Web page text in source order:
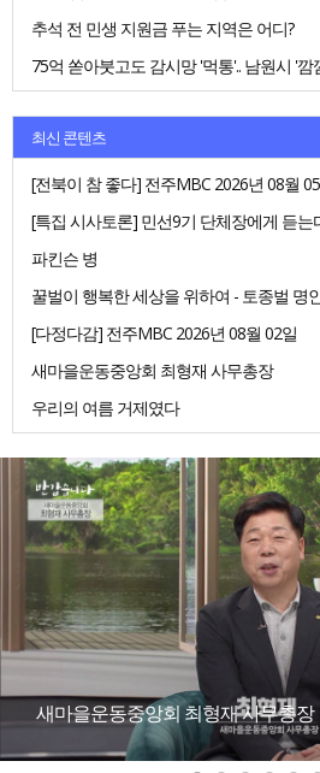
추석 전 민생 지원금 푸는 지역은 어디?
75억 쏟아붓고도 감시망 '먹통'.. 남원시 '깜
최신 콘텐츠
[전북이 참 좋다] 전주MBC 2026년 08월
[특집 시사토론] 민선9기 단체장에게 듣
파킨슨 병
꿀벌이 행복한 세상을 위하여 - 토종벌 명
[다정다감] 전주MBC 2026년 08월 02일
새마을운동중앙회 최형재 사무총장
우리의 여름 거제였다
새마을운동중앙회 최형재 사무총장